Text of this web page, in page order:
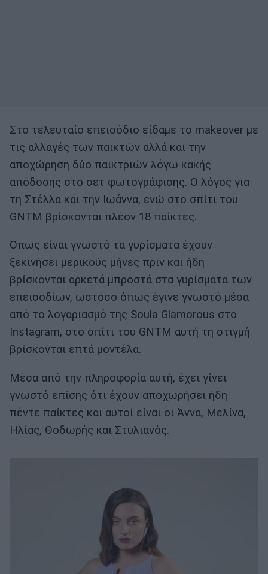
Στο τελευταίο επεισόδιο είδαμε το makeover με
τις αλλαγές των παικτών αλλά και την
αποχώρηση δύο παικτριών λόγω κακής
απόδοσης στο σετ φωτογράφισης. Ο λόγος για
τη Στέλλα και την Ιωάννα, ενώ στο σπίτι του
GNTM βρίσκονται πλέον 18 παίκτες.
Όπως είναι γνωστό τα γυρίσματα έχουν
ξεκινήσει μερικούς μήνες πριν και ήδη
βρίσκονται αρκετά μπροστά στα γυρίσματα των
επεισοδίων, ωστόσο όπως έγινε γνωστό μέσα
από το λογαριασμό της Soula Glamorous στο
Instagram, στο σπίτι του GNTM αυτή τη στιγμή
βρίσκονται επτά μοντέλα.
Μέσα από την πληροφορία αυτή, έχει γίνει
γνωστό επίσης ότι έχουν αποχωρήσει ήδη
πέντε παίκτες και αυτοί είναι οι Άννα, Μελίνα,
Ηλίας, Θοδωρής και Στυλιανός.